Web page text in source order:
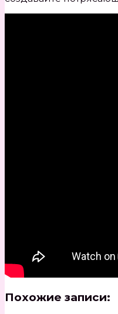
Похожие записи: